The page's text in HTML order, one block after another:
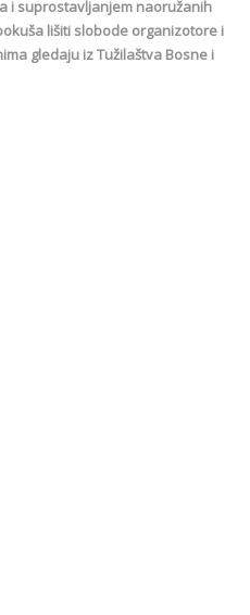
i suprostavljanjem naoružanih
lišiti slobode organizotore i
gledaju iz Tužilaštva Bosne i